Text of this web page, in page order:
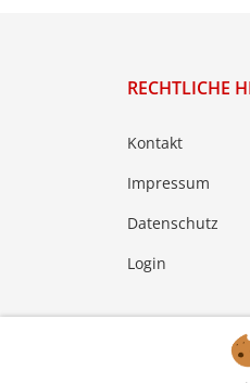
RECHTLICHE
Kontakt
Impressum
Datenschutz
Login
© 2026 ©